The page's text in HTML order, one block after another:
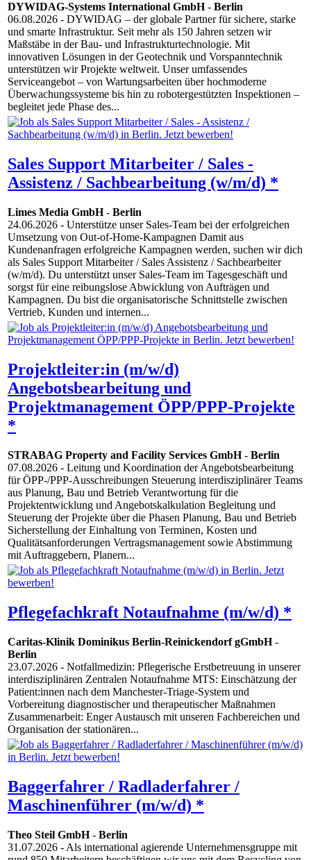
DYWIDAG-Systems International GmbH- Berlin
06.08.2026 - DYWIDAG – der globale Partner für sichere, starke
und smarte Infrastruktur. Seit mehr als 150 Jahren setzen wir
Maßstäbe in der Bau- und Infrastrukturtechnologie. Mit
innovativen Lösungen in der Geotechnik und Vorspanntechnik
unterstützen wir Projekte weltweit. Unser umfassendes
Serviceangebot – von Wartungsarbeiten über hochmoderne
Überwachungssysteme bis hin zu robotergestützten Inspektionen –
begleitet jede Phase des...
Sales Support Mitarbeiter / Sales -
Assistenz / Sachbearbeitung (w/m/d) *
Limes Media GmbH- Berlin
24.06.2026 - Unterstütze unser Sales-Team bei der erfolgreichen
Umsetzung von Out-of-Home-Kampagnen Damit aus
Kundenanfragen erfolgreiche Kampagnen werden, suchen wir dich
als Sales Support Mitarbeiter / Sales Assistenz / Sachbearbeiter
(w/m/d). Du unterstützt unser Sales-Team im Tagesgeschäft und
sorgst für eine reibungslose Abwicklung von Aufträgen und
Kampagnen. Du bist die organisatorische Schnittstelle zwischen
Vertrieb, Kunden und internen...
Projektleiter:in (m/w/d)
Angebotsbearbeitung und
Projektmanagement ÖPP/PPP-Projekte
*
STRABAG Property and Facility Services GmbH- Berlin
07.08.2026 - Leitung und Koordination der Angebotsbearbeitung
für ÖPP-/PPP-Ausschreibungen Steuerung interdisziplinärer Teams
aus Planung, Bau und Betrieb Verantwortung für die
Projektentwicklung und Angebotskalkulation Begleitung und
Steuerung der Projekte über die Phasen Planung, Bau und Betrieb
Sicherstellung der Einhaltung von Terminen, Kosten und
Qualitätsanforderungen Vertragsmanagement sowie Abstimmung
mit Auftraggebern, Planern...
Pflegefachkraft Notaufnahme (m/w/d) *
Caritas-Klinik Dominikus Berlin-Reinickendorf gGmbH-
Berlin
23.07.2026 - Notfallmedizin: Pflegerische Erstbetreuung in unserer
interdisziplinären Zentralen Notaufnahme MTS: Einschätzung der
Patient:innen nach dem Manchester-Triage-System und
Vorbereitung diagnostischer und therapeutischer Maßnahmen
Zusammenarbeit: Enger Austausch mit unseren Fachbereichen und
Organisation der stationären...
Baggerfahrer / Radladerfahrer /
Maschinenführer (m/w/d) *
Theo Steil GmbH- Berlin
31.07.2026 - Als international agierende Unternehmensgruppe mit